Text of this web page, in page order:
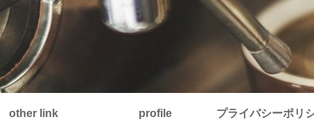
other link profile プライバシーポリシ